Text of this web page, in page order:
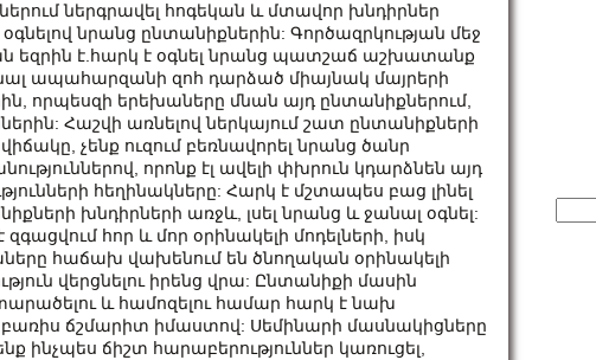
ներգրավել հոգեկան և մտավոր խնդիրներ
նրանց ընտանիքներին: Գործազրկության մեջ
եզրին է.հարկ է օգնել նրանց պատշաճ աշխատանք
ապահարզանի զոհ դարձած միայնակ մայրերի
որպեսզի երեխաները մնան այդ ընտանիքներում,
Հաշվի առնելով ներկայում շատ ընտանիքների
չենք ուզում բեռնավորել նրանց ծանր
որոնք էլ ավելի փխրուն կդարձնեն այդ
հեղինակները: Հարկ է մշտապես բաց լինել
խնդիրների առջև, լսել նրանց և ջանալ օգնել:
հոր և մոր օրինակելի մոդելների, իսկ
հաճախ վախենում են ծնողական օրինակելի
վերցնելու իրենց վրա: Ընտանիքի մասին
և համոզելու համար հարկ է նախ
բառիս ճշմարիտ իմաստով: Սեմինարի մասնակիցները
ինչպես ճիշտ հարաբերություններ կառուցել,
for: